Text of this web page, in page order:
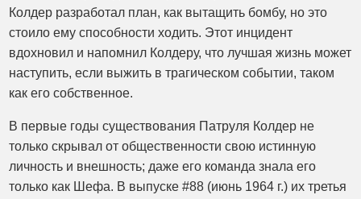
Колдер разработал план, как вытащить бомбу, но это
стоило ему способности ходить. Этот инцидент
вдохновил и напомнил Колдеру, что лучшая жизнь может
наступить, если выжить в трагическом событии, таком
как его собственное.
В первые годы существования Патруля Колдер не
только скрывал от общественности свою истинную
личность и внешность; даже его команда знала его
только как Шефа. В выпуске #88 (июнь 1964 г.) их третья